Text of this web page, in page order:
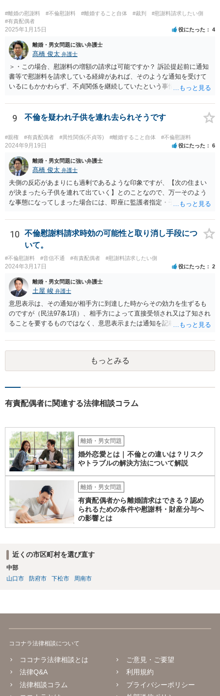
#離婚の慰謝料 #不倫慰謝料 #離婚すること自体 #裁判
#慰謝料請求したい側
#有責配偶者
2025年1月15日 役にたった 4
離婚・男女問題に強い弁護士
髙橋 俊太 弁護士
＞・この場合、慰謝料の増額の請求は可能ですか？ 訴訟提起前に通知
書等で慰謝料を請求している経緯があれば、そのような通知を受けて
いるにもかかわらず、不貞関係を継続していたという事情は悪質性を
ている裁判例もありますので、担当弁護士に確認してみるとよいでし
ょう。 ＞・この事実が何か今回の裁判に影響することはあるのでしょ
うか？ 提訴時に請求している慰謝料額がいくらであるかにもよります
が、不貞が継続している事実自体は、上記のとおり増額事由になり得
るので、請求を拡張するか、現状の請求額が認容されやすいように今
後の攻防で主張立証していくことになるでしょう。方針について、担
当弁護士とよく相談してみるとよいと思います。
9 不倫を疑われ子供を連れ去られそうです
#親権 #有責配偶者 #異性関係(不貞等) #離婚すること自体 #不倫慰謝料
2024年9月19日 役にたった 6
離婚・男女問題に強い弁護士
髙橋 俊太 弁護士
夫側の反応があまりにも過剰であるような印象ですが、【次の住まい
が決まったら子供を連れて出ていく】とのことなので、万一そのよう
な事態になってしまった場合には、即座に監護者指定・子の引渡しの
でしょう。 親権者や監護者の指定が争いになる場合、現在の実務では
「主たる監護者が父母いずれか」という基準で判断されます。具体的
には、子が生まれてから現在に至るまで、産休・育休取得の有無、子
の衣食住の世話、子の傷病時の看病等、保育園や習い事への対応など
に関する具体的（中心的）監護実績をもとにして、他方配偶者と比較
して、自分が主として子を監護してきた者であるかどうかが重要にな
ります。【子供の監護は平日休日含めて8割私です。】ということでは
あるのですが、上記のとおり、様々な具体的な事情を踏まえて検討す
る必要があるので、最寄りの弁護士などに個別に相談することをお勧
めいたします。
10
不倫慰謝料請求時効の可能性と取り消し手段につ
いて。
#不倫慰謝料 #音信不通 #有責配偶者 #慰謝料請求したい側
2024年3月17日 役にたった 2
離婚・男女問題に強い弁護士
土屋 峻 弁護士
意思表示は、その通知が相手方に到達した時からその効力を生ずるも
のですが（民法97条1項）、相手方によって直接受領され又は了知され
ることを要するものではなく、意思表示または通知を記載した書面
られます（最判昭和43年12月17日）。したがって、相手方の支配圏内
に入っていれば（郵便受けに投函するなど。実際には配達証明などを
つけたほうがよいでしょう。）、時効の完成猶予の効果を享受できる
と考えます。 その結果、催告の時効完成猶予期間の6か月の間に訴訟
もっとみる
有責配偶者に関連する法律相談コラム
離婚・男女問題
婚外恋愛とは｜不倫との違いは？リスク
やトラブルの解決方法について解説
離婚・男女問題
有責配偶者から離婚請求はできる？認め
られるための条件や慰謝料・財産分与へ
の影響とは
近くの市区町村を選び直す
中部
山口市
防府市 下松市 周南市
ココナラ法律相談について
ココナラ法律相談とは
法律Q&A
法律相談コラム
ご意見・ご要望
利用規約
プライバシーポリシー